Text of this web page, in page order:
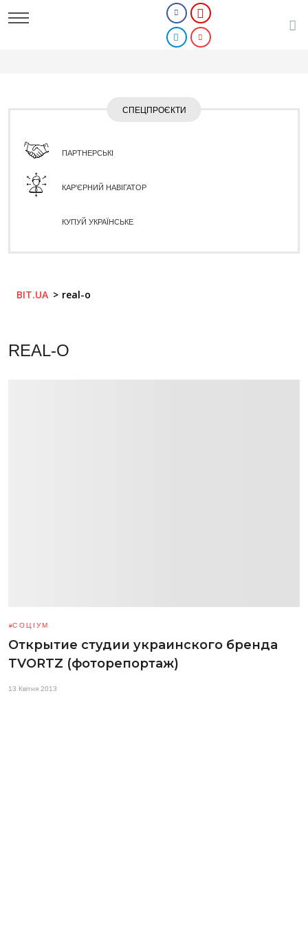
СПЕЦПРОЄКТИ
ПАРТНЕРСЬКІ
КАР'ЄРНИЙ НАВІГАТОР
КУПУЙ УКРАЇНСЬКЕ
BIT.UA real-o
REAL-O
СОЦІУМ
Открытие студии украинского бренда
TVORTZ (фоторепортаж)
13 Квітня 2013